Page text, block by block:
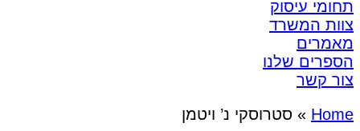
תחומי עיסוק
צוות המשרד
מאמרים
הספרים שלנו
צור קשר
Home
» סטרוסקי נ’ ויטמן